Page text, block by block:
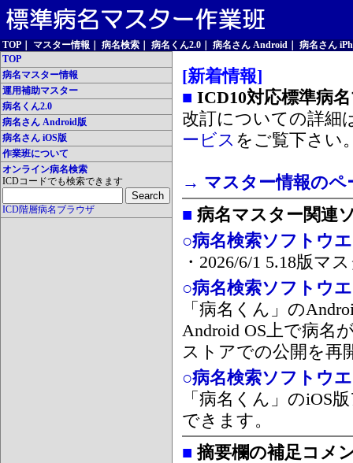
TOP マスター情報 病名検索 病名くん2.0 病名さん Android
病名さん
TOP
病名マスター情報
運用補助マスター
病名くん2.0
病名さん Android版
病名さん iOS版
作業班について
オンライン病名検索
ICDコードでも検索できます
ICD階層病名ブラウザ
[新着情報]
■ ICD10対応標準病
改訂についての詳細
ービス をご覧下さい
→ マスター情報のペ
■ 病名マスター関連
○病名検索ソフトウ
・2026/6/1 5.18版マ
○病名検索ソフトウ
「病名くん」の
Android OS上で病名
ストアでの公開を再
○病名検索ソフトウ
「病名くん」のiOS
できます。
■ 摘要欄の補足コメ